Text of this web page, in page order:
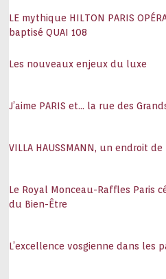
LE mythique HILTON PARIS
baptisé QUAI 108
Les nouveaux enjeux du luxe
J’aime PARIS et… la rue des
VILLA HAUSSMANN, un endroit
Le Royal Monceau-Raffles Paris
du Bien-Être
L’excellence vosgienne dans les